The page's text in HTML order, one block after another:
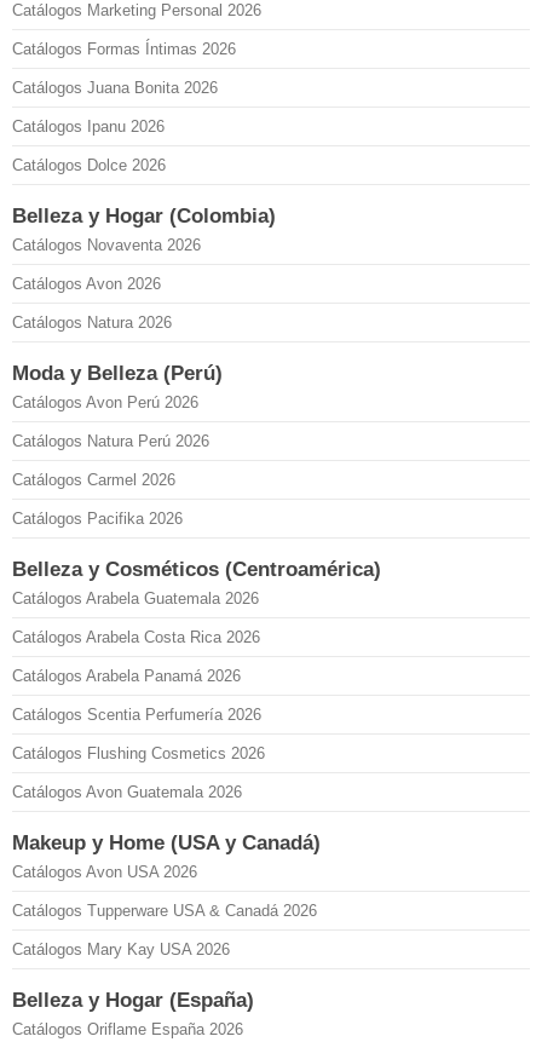
Catálogos Marketing Personal 2026
Catálogos Formas Íntimas 2026
Catálogos Juana Bonita 2026
Catálogos Ipanu 2026
Catálogos Dolce 2026
Belleza y Hogar (Colombia)
Catálogos Novaventa 2026
Catálogos Avon 2026
Catálogos Natura 2026
Moda y Belleza (Perú)
Catálogos Avon Perú 2026
Catálogos Natura Perú 2026
Catálogos Carmel 2026
Catálogos Pacifika 2026
Belleza y Cosméticos (Centroamérica)
Catálogos Arabela Guatemala 2026
Catálogos Arabela Costa Rica 2026
Catálogos Arabela Panamá 2026
Catálogos Scentia Perfumería 2026
Catálogos Flushing Cosmetics 2026
Catálogos Avon Guatemala 2026
Makeup y Home (USA y Canadá)
Catálogos Avon USA 2026
Catálogos Tupperware USA & Canadá 2026
Catálogos Mary Kay USA 2026
Belleza y Hogar (España)
Catálogos Oriflame España 2026